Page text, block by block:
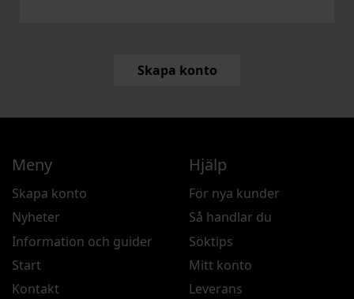
Skapa konto
Meny
Skapa konto
Nyheter
Information och guider
Start
Kontakt
Hjälp
För nya kunder
Så handlar du
Söktips
Mitt konto
Leverans